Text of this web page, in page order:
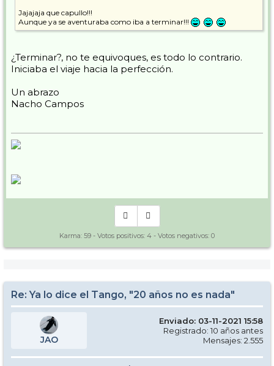
Jajajaja que capullo!!!
Aunque ya se aventuraba como iba a terminar!!!
¿Terminar?, no te equivoques, es todo lo contrario.
Iniciaba el viaje hacia la perfección.
Un abrazo
Nacho Campos
Karma: 59 - Votos positivos: 4 - Votos negativos: 0
Re: Ya lo dice el Tango, "20 años no es nada"
JAO
Enviado: 03-11-2021 15:58
Registrado: 10 años antes
Mensajes: 2.555